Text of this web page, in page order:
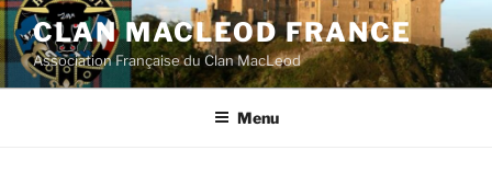
Aller
au
contenu
principal
CLAN MACLEOD FRANCE
Association Française du Clan MacLeod
Menu